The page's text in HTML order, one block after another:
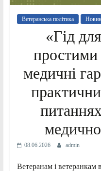
Ветеранська політика
«Гід
медичні
08.06.2026 admin
Ветеранам і ветеранкам